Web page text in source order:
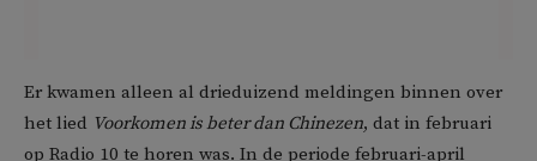
Er kwamen alleen al drieduizend meldingen binnen over
het lied Voorkomen is beter dan Chinezen, dat in februari
op Radio 10 te horen was. In de periode februari-april